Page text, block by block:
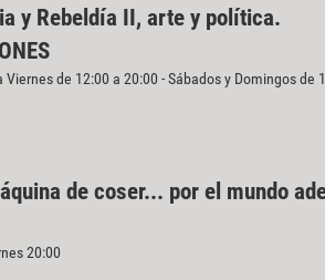
y Rebeldía II, arte y política.
Viernes de 12:00 a 20:00 - Sábados y Domingos de
de coser... por el mundo
20:00